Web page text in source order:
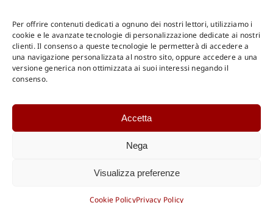
Per offrire contenuti dedicati a ognuno dei nostri lettori, utilizziamo i
cookie e le avanzate tecnologie di personalizzazione dedicate ai nostri
clienti. Il consenso a queste tecnologie le permetterà di accedere a
una navigazione personalizzata al nostro sito, oppure accedere a una
versione generica non ottimizzata ai suoi interessi negando il
consenso.
Accetta
Nega
Visualizza preferenze
Cookie PolicyPrivacy Policy
Shop Gangemi Editore-Pagamenti Sicuri e anche Rateali
Catalogo Online
Catalogo Internazionale
DOWNLOAD
Catalogo Internazionale